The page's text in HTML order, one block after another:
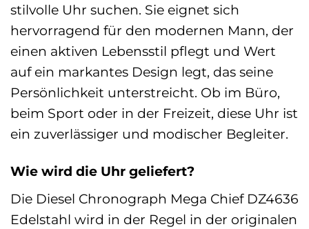
stilvolle Uhr suchen. Sie eignet sich
hervorragend für den modernen Mann, der
einen aktiven Lebensstil pflegt und Wert
auf ein markantes Design legt, das seine
Persönlichkeit unterstreicht. Ob im Büro,
beim Sport oder in der Freizeit, diese Uhr ist
ein zuverlässiger und modischer Begleiter.
Wie wird die Uhr geliefert?
Die Diesel Chronograph Mega Chief DZ4636
Edelstahl wird in der Regel in der originalen